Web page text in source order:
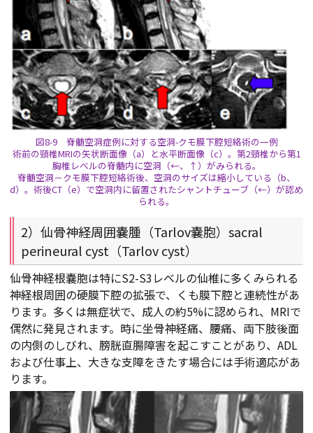
図8-9 脊髄空洞症例に対する空洞-クモ膜下腔短絡術の一例
術前の頸椎MRIの矢状断面像（a）と水平断面像（c）。第2頸椎から第1
胸椎レベルの脊髄内に空洞（←、↑）がみられる。
脊髄空洞－クモ膜下腔短絡術後、空洞のサイズは縮小している（b、
d）。術後CT（e）で空洞内に留置されたシャントチューブ（←）が認め
られる。
2）仙骨神経周囲嚢腫（Tarlov嚢胞）sacral
perineural cyst（Tarlov cyst）
仙骨神経根嚢胞は特にS2-S3レベルの仙椎に多くみられる
神経根周囲の硬膜下腔の拡張で、くも膜下腔と連続性があ
ります。多くは無症状で、成人の約5%に認められ、MRIで
偶然に発見されます。時に坐骨神経痛、腰痛、両下肢後面
の内側のしびれ、膀胱直腸障害を起こすことがあり、ADL
および仕事上、大きな支障をきたす場合には手術適応があ
ります。